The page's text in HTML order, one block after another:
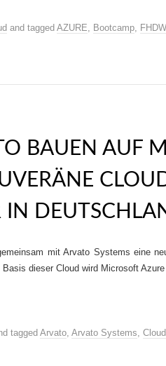
and tagged AZURE, Bootcamp, FHDW
BAUEN AUF
IN
mit Arvato Systems eine
dieser Cloud wird Microsoft
tagged Arvato, Arvato Systems, Cloud